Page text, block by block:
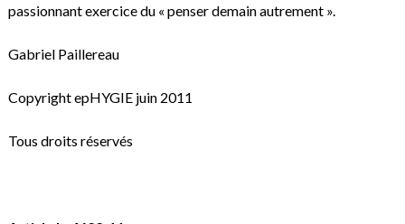
passionnant exercice du « penser demain autrement ».
Gabriel Paillereau
Copyright epHYGIE juin 2011
Tous droits réservés